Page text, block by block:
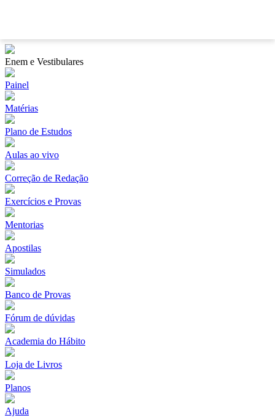
Enem e Vestibulares
Painel
Matérias
Plano de Estudos
Aulas ao vivo
Correção de Redação
Exercícios e Provas
Mentorias
Apostilas
Simulados
Banco de Provas
Fórum de dúvidas
Academia do Hábito
Loja de Livros
Planos
Ajuda